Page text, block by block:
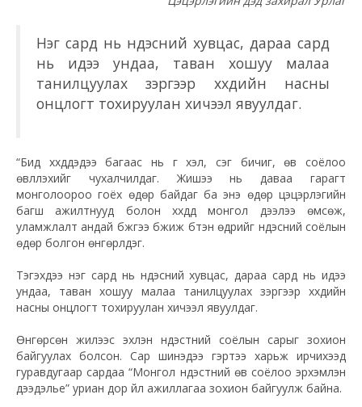
Нэг сард нь үндэсний хувцас, дараа сард
нь идээ ундаа, таван хошуу малаа
танилцуулах зэргээр хүүхдийн насны
онцлогт тохируулан хичээл явуулдаг.
“Бид хүүхдүүдэдээ багаас нь үг хэл, үсэг бичиг, өв соёлоо
өвлүүлэхийг чухалчилдаг. Жишээ нь даваа гарагт
монголоороо гоёх өдөр байдаг ба энэ өдөр цэцэрлэгийн
багш ажилтнууд болон хүүхдүүд монгол дээлээ өмсөж,
уламжлалт андай бүжгээ бүжиж бүтэн өдрийг үндэсний соёлын
өдөр болгон өнгөрүүлдэг.
Тэгэхдээ нэг сард нь үндэсний хувцас, дараа сард нь идээ
ундаа, таван хошуу малаа танилцуулах зэргээр хүүхдийн
насны онцлогт тохируулан хичээл явуулдаг.
Өнгөрсөн жилээс эхлэн үндэстний соёлын сарыг зохион
байгуулах болсон. Сар шинэдээ гэртээ харьж ирчихээд
гуравдугаар сардаа “Монгол үндэстний өв соёлоо эрхэмлэн
дээдэлье” уриан дор үйл ажиллагаа зохион байгуулж байна.